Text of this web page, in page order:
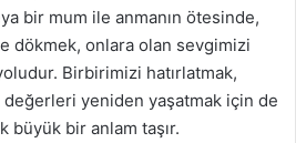
bir mum ile anmanın ötesinde,
dökmek, onlara olan sevgimizi
Birbirimizi hatırlatmak,
yeniden yaşatmak için de
büyük bir anlam taşır.